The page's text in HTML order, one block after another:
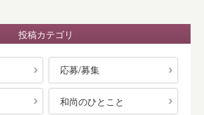
投稿カテゴリ
応募/募集
和尚のひとこと